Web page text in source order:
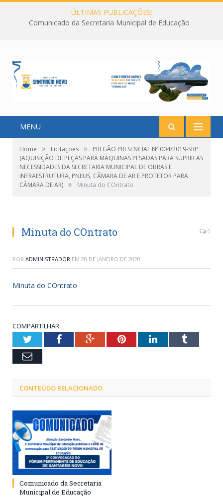
ÚLTIMAS PUBLICAÇÕES:
Comunicado da Secretaria Municipal de Educação
MENU
Home » Licitações »
PREGÃO PRESENCIAL Nº 004/2019-SRP
(AQUISIÇÃO DE PEÇAS PARA MAQUINAS PESADAS PARA SUPRIR AS
NECESSIDADES DA SECRETARIA MUNICIPAL DE OBRAS E
INFRAESTRUTURA, PNEUS, CÂMARA DE AR E PROTETOR PARA
CÂMARA DE AR) » Minuta do COntrato
Minuta do COntrato 0
POR ADMINISTRADOR EM 20 DE JANEIRO DE 2020
Minuta do COntrato
COMPARTILHAR:
TwitterFacebookGoogle+PinterestLinkedInTumblr
Email
CONTEÚDO RELACIONADO
Comunicado da Secretaria
Municipal de Educação